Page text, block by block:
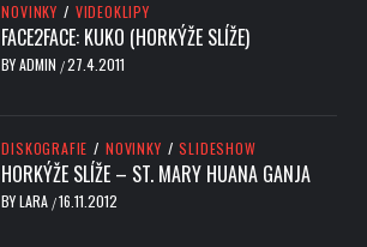
NOVINKY / VIDEOKLIPY
FACE2FACE: KUKO (HORKÝŽE SLÍŽE)
BYADMIN /27.4.2011
DISKOGRAFIE / NOVINKY / SLIDESHOW
HORKÝŽE SLÍŽE – ST. MARY HUANA GANJA
BYLARA /16.11.2012